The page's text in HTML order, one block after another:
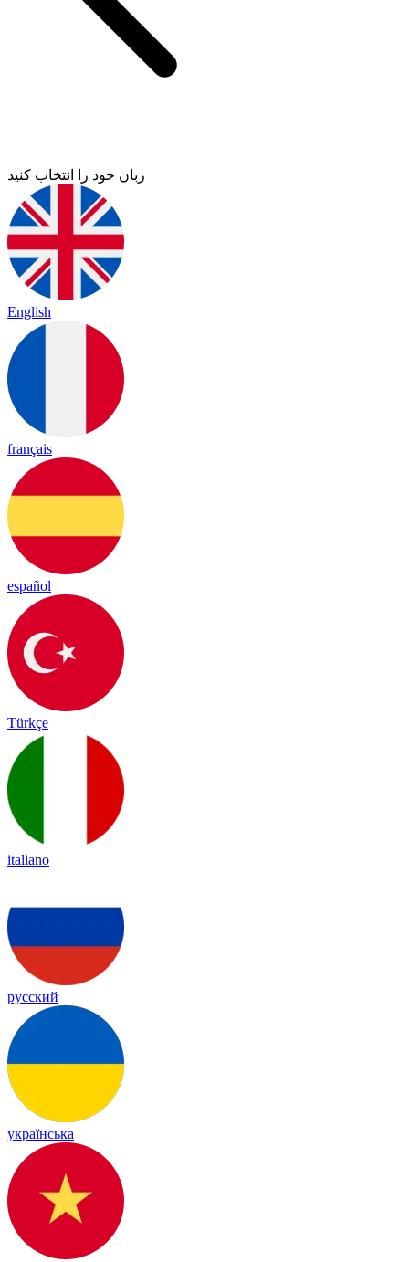
زبان خود را انتخاب کنید
English
français
español
Türkçe
italiano
русский
українська